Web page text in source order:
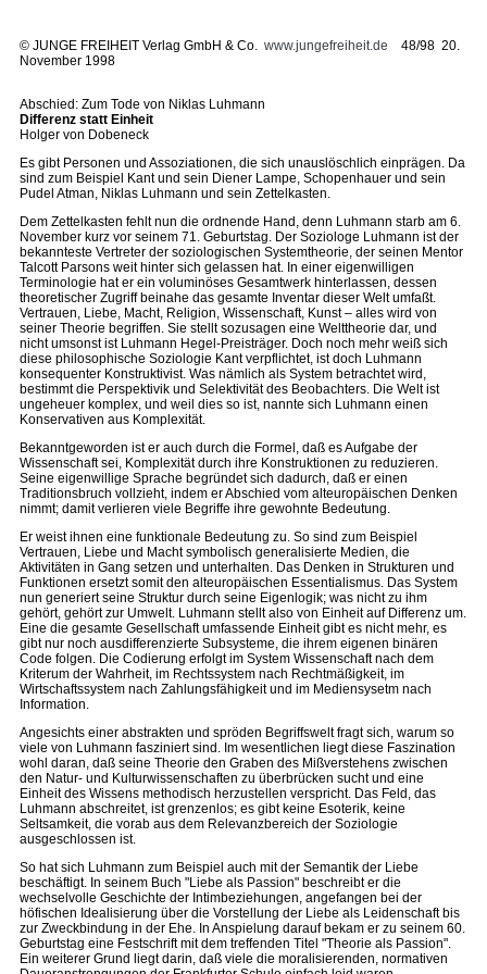
© JUNGE FREIHEIT Verlag GmbH & Co. www.jungefreiheit.de 48/98 20.
November 1998
Abschied: Zum Tode von Niklas Luhmann
Differenz statt Einheit
Holger von Dobeneck
Es gibt Personen und Assoziationen, die sich unauslöschlich einprägen. Da
sind zum Beispiel Kant und sein Diener Lampe, Schopenhauer und sein
Pudel Atman, Niklas Luhmann und sein Zettelkasten.
Dem Zettelkasten fehlt nun die ordnende Hand, denn Luhmann starb am 6.
November kurz vor seinem 71. Geburtstag. Der Soziologe Luhmann ist der
bekannteste Vertreter der soziologischen Systemtheorie, der seinen Mentor
Talcott Parsons weit hinter sich gelassen hat. In einer eigenwilligen
Terminologie hat er ein voluminöses Gesamtwerk hinterlassen, dessen
theoretischer Zugriff beinahe das gesamte Inventar dieser Welt umfaßt.
Vertrauen, Liebe, Macht, Religion, Wissenschaft, Kunst – alles wird von
seiner Theorie begriffen. Sie stellt sozusagen eine Welttheorie dar, und
nicht umsonst ist Luhmann Hegel-Preisträger. Doch noch mehr weiß sich
diese philosophische Soziologie Kant verpflichtet, ist doch Luhmann
konsequenter Konstruktivist. Was nämlich als System betrachtet wird,
bestimmt die Perspektivik und Selektivität des Beobachters. Die Welt ist
ungeheuer komplex, und weil dies so ist, nannte sich Luhmann einen
Konservativen aus Komplexität.
Bekanntgeworden ist er auch durch die Formel, daß es Aufgabe der
Wissenschaft sei, Komplexität durch ihre Konstruktionen zu reduzieren.
Seine eigenwillige Sprache begründet sich dadurch, daß er einen
Traditionsbruch vollzieht, indem er Abschied vom alteuropäischen Denken
nimmt; damit verlieren viele Begriffe ihre gewohnte Bedeutung.
Er weist ihnen eine funktionale Bedeutung zu. So sind zum Beispiel
Vertrauen, Liebe und Macht symbolisch generalisierte Medien, die
Aktivitäten in Gang setzen und unterhalten. Das Denken in Strukturen und
Funktionen ersetzt somit den alteuropäischen Essentialismus. Das System
nun generiert seine Struktur durch seine Eigenlogik; was nicht zu ihm
gehört, gehört zur Umwelt. Luhmann stellt also von Einheit auf Differenz um.
Eine die gesamte Gesellschaft umfassende Einheit gibt es nicht mehr, es
gibt nur noch ausdifferenzierte Subsysteme, die ihrem eigenen binären
Code folgen. Die Codierung erfolgt im System Wissenschaft nach dem
Kriterum der Wahrheit, im Rechtssystem nach Rechtmäßigkeit, im
Wirtschaftssystem nach Zahlungsfähigkeit und im Mediensysetm nach
Information.
Angesichts einer abstrakten und spröden Begriffswelt fragt sich, warum so
viele von Luhmann fasziniert sind. Im wesentlichen liegt diese Faszination
wohl daran, daß seine Theorie den Graben des Mißverstehens zwischen
den Natur- und Kulturwissenschaften zu überbrücken sucht und eine
Einheit des Wissens methodisch herzustellen verspricht. Das Feld, das
Luhmann abschreitet, ist grenzenlos; es gibt keine Esoterik, keine
Seltsamkeit, die vorab aus dem Relevanzbereich der Soziologie
ausgeschlossen ist.
So hat sich Luhmann zum Beispiel auch mit der Semantik der Liebe
beschäftigt. In seinem Buch "Liebe als Passion" beschreibt er die
wechselvolle Geschichte der Intimbeziehungen, angefangen bei der
höfischen Idealisierung über die Vorstellung der Liebe als Leidenschaft bis
zur Zweckbindung in der Ehe. In Anspielung darauf bekam er zu seinem 60.
Geburtstag eine Festschrift mit dem treffenden Titel "Theorie als Passion".
Ein weiterer Grund liegt darin, daß viele die moralisierenden, normativen